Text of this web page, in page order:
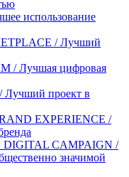
использование
/ Лучший
/ Лучшая цифровая
Лучший проект в
EXPERIENCE /
DIGITAL CAMPAIGN /
значимой